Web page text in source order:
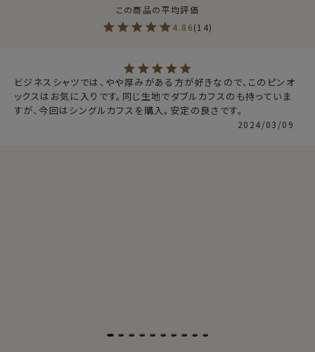
80番双糸の細番手で作られたピンポイントオックスフォ
少ないしっかりとした印象と上品さを併せ持ったドレッシ
ーな生地を使用しました。
4.86 14
2024/03/09
ビジネスシャツでは、やや厚みがある方が好きなので、このピンオ
ックスはお気に入りです。同じ生地でダブルカフスのも持っていま
すが、今回はシングルカフスを購入。安定の良さです。